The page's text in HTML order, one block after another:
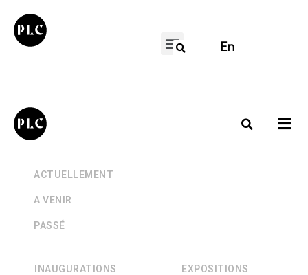
En
ACTUELLEMENT
A VENIR
PASSÉ
INAUGURATIONS EXPOSITIONS